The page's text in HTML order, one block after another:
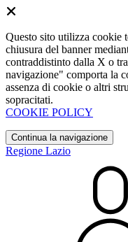
Questo sito utilizza cookie
chiusura del banner
contraddistinto dalla X o
navigazione" comporta la
assenza di cookie o altri
sopracitati.
COOKIE POLICY
Continua la navigazione
Regione Lazio